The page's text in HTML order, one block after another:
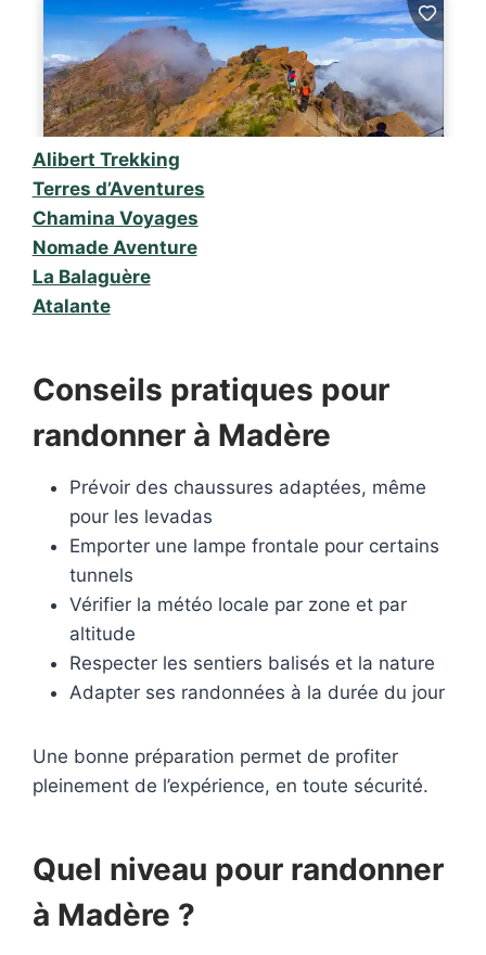
Alibert Trekking
Terres d’Aventures
Chamina Voyages
Nomade Aventure
La Balaguère
Atalante
Conseils pratiques pour
randonner à Madère
Prévoir des chaussures adaptées, même
pour les levadas
Emporter une lampe frontale pour certains
tunnels
Vérifier la météo locale par zone et par
altitude
Respecter les sentiers balisés et la nature
Adapter ses randonnées à la durée du jour
Une bonne préparation permet de profiter
pleinement de l’expérience, en toute sécurité.
Quel niveau pour randonner
à Madère ?